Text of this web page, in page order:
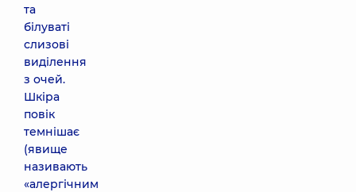
та
білуваті
слизові
виділення
з очей.
Шкіра
повік
темнішає
(явище
називають
«алергічним